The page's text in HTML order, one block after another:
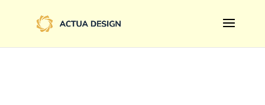
family=Limelight&display=swap');